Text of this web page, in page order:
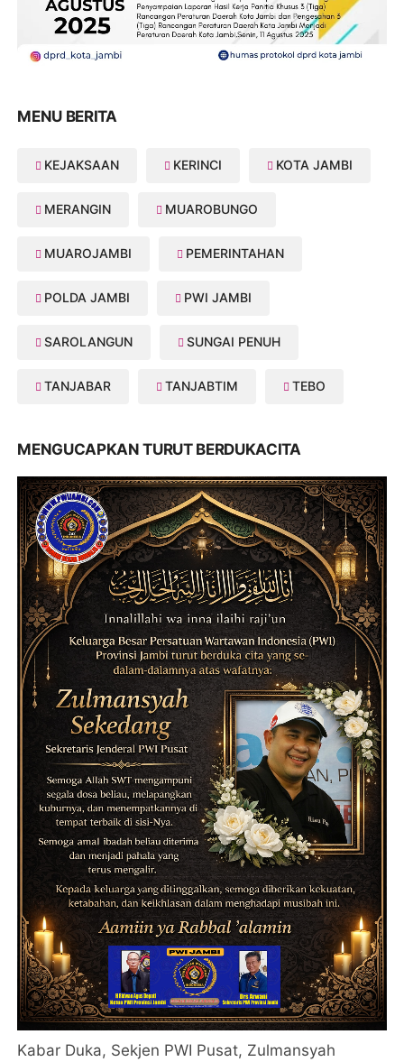
MENU BERITA
KEJAKSAAN KERINCI KOTA JAMBI
MERANGIN MUAROBUNGO
MUAROJAMBI PEMERINTAHAN
POLDA JAMBI PWI JAMBI
SAROLANGUN SUNGAI PENUH
TANJABAR TANJABTIM TEBO
MENGUCAPKAN TURUT BERDUKACITA
Kabar Duka, Sekjen PWI Pusat, Zulmansyah